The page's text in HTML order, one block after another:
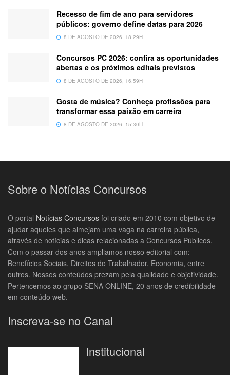
Recesso de fim de ano para servidores
públicos: governo define datas para 2026
8 DE AGOSTO DE 2026, 18:29H
Concursos PC 2026: confira as oportunidades
abertas e os próximos editais previstos
8 DE AGOSTO DE 2026, 16:59H
Gosta de música? Conheça profissões para
transformar essa paixão em carreira
8 DE AGOSTO DE 2026, 15:30H
Sobre o Notícias Concursos
O portal Notícias Concursos foi criado em 2010 com objetivo de
ajudar aqueles que almejam uma vaga na carreira pública,
através de notícias e dicas relacionadas a Concursos Públicos.
Com o passar dos anos ampliamos nosso editorial com:
Benefícios Sociais, Direitos do Trabalhador, Economia, entre
outros. Nossos conteúdos prezam pela qualidade e objetividade.
Pertencemos ao grupo SENA ONLINE, 20 anos de credibilidade
em conteúdo web.
Inscreva-se no Canal
Institucional